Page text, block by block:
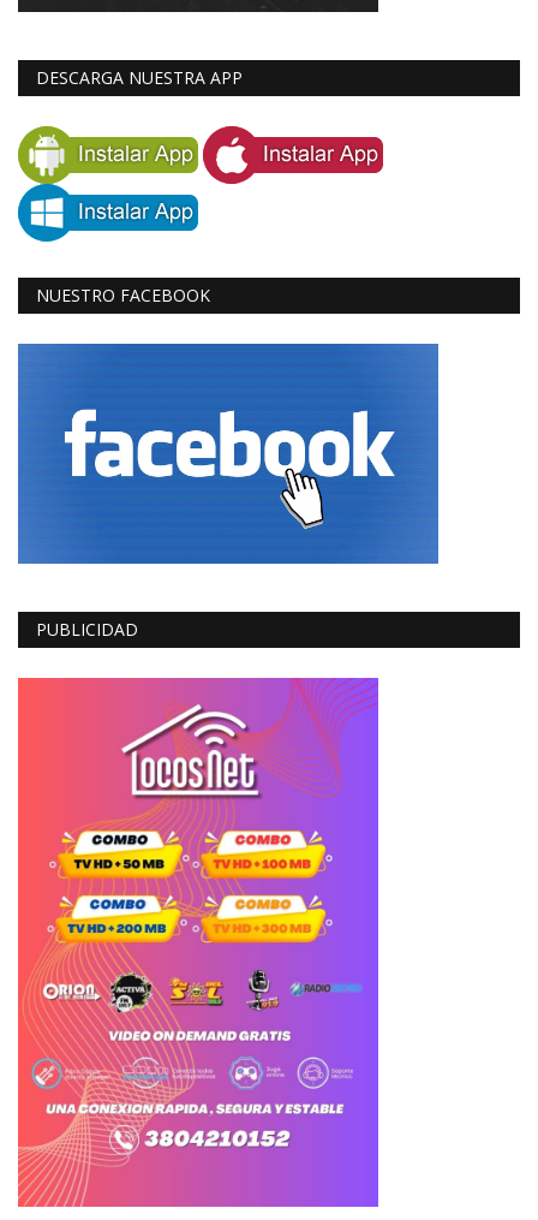
DESCARGA NUESTRA APP
NUESTRO FACEBOOK
PUBLICIDAD